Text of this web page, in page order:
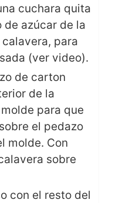
cuchara quita
de azúcar de la
para
(ver video).
de carton
de la
para que
el pedazo
molde. Con
sobre
con el resto del